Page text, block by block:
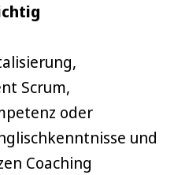
Scrum,
oder
und
Coaching